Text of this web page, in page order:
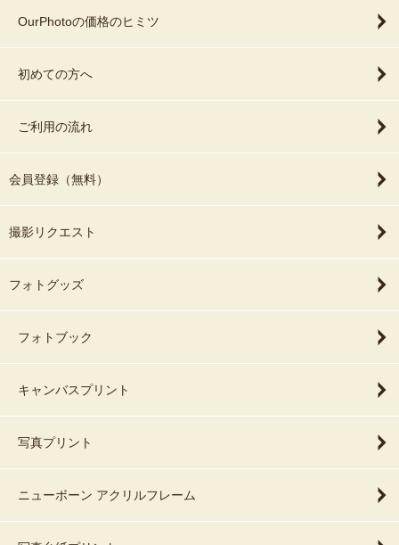
OurPhotoの価格のヒミツ
初めての方へ
ご利用の流れ
会員登録（無料）
撮影リクエスト
フォトグッズ
フォトブック
キャンバスプリント
写真プリント
ニューボーン アクリルフレーム